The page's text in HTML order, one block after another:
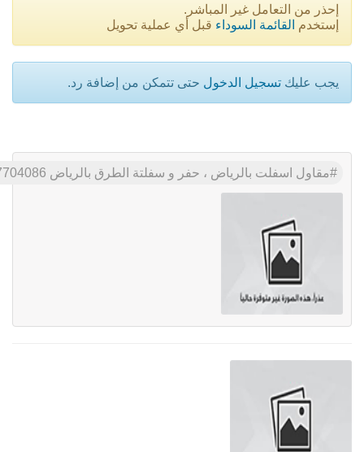
إحذر من التعامل غير المباشر.
إستخدم القائمة السوداء قبل أي عملية تحويل
يجب عليك تسجيل الدخول حتى تتمكن من إضافة رد.
مقاول اسفلت بالرياض ، حفر و سفلتة الطرق بالرياض 0537704086